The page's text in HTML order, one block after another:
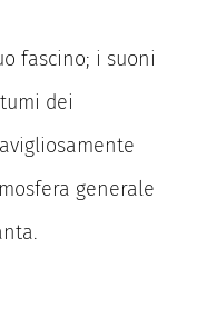
fascino; i suoni
dei
generale